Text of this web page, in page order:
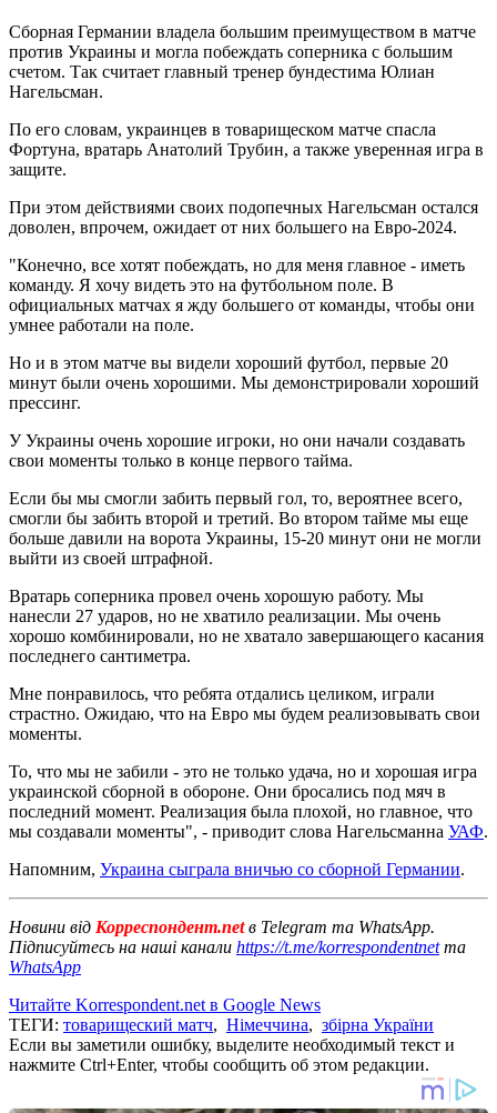
Сборная Германии владела большим преимуществом в матче
против Украины и могла побеждать соперника с большим
счетом. Так считает главный тренер бундестима Юлиан
Нагельсман.
По его словам, украинцев в товарищеском матче спасла
Фортуна, вратарь Анатолий Трубин, а также уверенная игра в
защите.
При этом действиями своих подопечных Нагельсман остался
доволен, впрочем, ожидает от них большего на Евро-2024.
"Конечно, все хотят побеждать, но для меня главное - иметь
команду. Я хочу видеть это на футбольном поле. В
официальных матчах я жду большего от команды, чтобы они
умнее работали на поле.
Но и в этом матче вы видели хороший футбол, первые 20
минут были очень хорошими. Мы демонстрировали хороший
прессинг.
У Украины очень хорошие игроки, но они начали создавать
свои моменты только в конце первого тайма.
Если бы мы смогли забить первый гол, то, вероятнее всего,
смогли бы забить второй и третий. Во втором тайме мы еще
больше давили на ворота Украины, 15-20 минут они не могли
выйти из своей штрафной.
Вратарь соперника провел очень хорошую работу. Мы
нанесли 27 ударов, но не хватило реализации. Мы очень
хорошо комбинировали, но не хватало завершающего касания
последнего сантиметра.
Мне понравилось, что ребята отдались целиком, играли
страстно. Ожидаю, что на Евро мы будем реализовывать свои
моменты.
То, что мы не забили - это не только удача, но и хорошая игра
украинской сборной в обороне. Они бросались под мяч в
последний момент. Реализация была плохой, но главное, что
мы создавали моменты", - приводит слова Нагельсманна УАФ.
Напомним, Украина сыграла вничью со сборной Германии.
Новини від Корреспондент.netв Telegram та WhatsApp.
Підписуйтесь на наші канали https://t.me/korrespondentnetта
WhatsApp
Читайте Korrespondent.net в Google News
ТЕГИ: товарищеский матч, Німеччина, збірна України
Если вы заметили ошибку, выделите необходимый текст и
нажмите Ctrl+Enter, чтобы сообщить об этом редакции.